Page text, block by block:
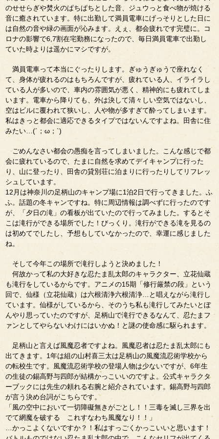
のせせらぎや焚火のぱちぱちとした音、ジュウっと食べ物が焼ける
音に癒されています。特に出勤して満員電車にげっそりとした日に
は自然の音や緑の画面が沁みます。えぇ、都会疲れです完璧に。コ
ロナの影響で6,7割在宅勤務になったので、毎日満員電車で出勤し
ていた時よりは遥かにマシですが。
満員電車って本当にぐったりします。ぎゅうぎゅうで座れなく
て、身体が疲れるのはもちろんですが、疲れている人、イライラし
ている人が多いので、車内の雰囲気が悪く、精神的にも疲れてしま
います。電車から降りても、外は決して清々しい空気ではないし、
空はビルに覆われて狭いし、人や物が多すぎて酔ってしまいます。
私はきっと都会に適応できるタイプではないんですよね。田舎に住
みたい…(´；ω；`)
ごめんなさい都会の愚痴を言ってしまいました。こんな感じで都
会に疲れているので、たまに自然を求めてデイキャンプに行った
り、山に登ったり、田舎の貸別荘に泊まりに行ったりしてリフレッ
シュしています。
12月は神奈川の足柄山のキャンプ場に1泊2日で行ってきました。ふ
ふ。話題の冬キャンですね。特に周辺情報は調べずに行ったのです
が、「夕日の滝」の看板が出ていたので行ってみました。するとそ
こは滝行ができる場所でした！びっくり。滝行ができる滝を見るの
は初めてでしたし、予想もしていなかったので、幸運に感じました
ね。
そして今年この場所で滝行しようと決めました！
何故かって私の大好きな忍たま乱太郎のキャラクター、立花仙蔵
も滝行をしているからです。アニメの15期「修行厳禁の段」という
回で、仙様（立花仙蔵）は六根清浄六根清浄…と唱えながら滝行し
ています。仙様がしているから、そのうち私も滝行してみたいとぼ
んやり思っていたのですが、足柄山で滝行できるなんて、忍たまフ
ァンとしてやらないわけにはいかぬ！と謎の使命感に駆られます。
足柄山と言えば風魔忍者ですよね。風魔忍者は忍たま乱太郎にも
出てきます。1年は組の山村喜三太は足柄山の風魔流忍術学校から
の転校生です。風魔流忍術学校の登場人物は少ないですが、6年生
の生徒の錫高野与四郎が結構かっこいいのですよ。公式キャラクタ
ーブックには先生の頼れる右腕と紹介されています。錫高野与四郎
が言う決め台詞がこちらです。
「風の空中において一切障礙無きがごとし！！三毒を滅し三界を出
でて網魔を破する これすなわち風魔なり！！」
…かっこよくないですか？！私はすっごくかっこいいと思います！